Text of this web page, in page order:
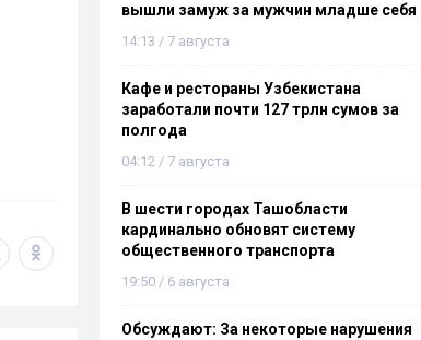
вышли замуж за мужчин младше себя
14:13 / 7 августа
Кафе и рестораны Узбекистана
заработали почти 127 трлн сумов за
полгода
04:12 / 7 августа
В шести городах Ташобласти
кардинально обновят систему
общественного транспорта
19:50 / 6 августа
Обсуждают: За некоторые нарушения